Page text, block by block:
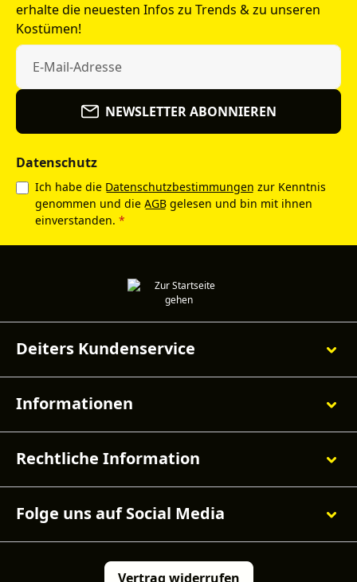
erhalte die neuesten Infos zu Trends & zu unseren
Kostümen!
NEWSLETTER ABONNIEREN
Datenschutz
Ich habe die Datenschutzbestimmungen zur Kenntnis
genommen und die AGB gelesen und bin mit ihnen
einverstanden. *
Deiters Kundenservice
Informationen
Rechtliche Information
Folge uns auf Social Media
Vertrag widerrufen